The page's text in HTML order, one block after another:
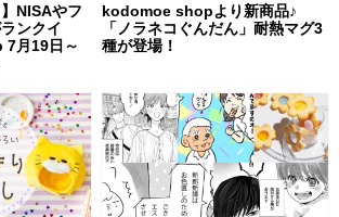
NISAやフ
ンクイ
月19日～
kodomoe shopより新商品♪
「ノラネコぐんだん」耐熱マグ3
種が登場！